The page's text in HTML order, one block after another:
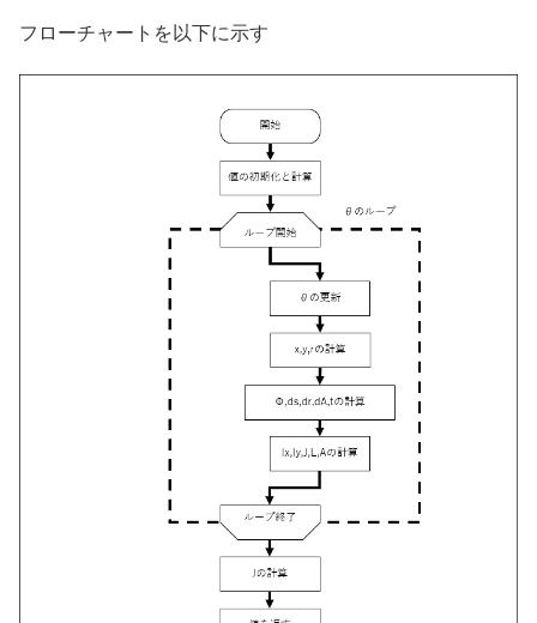
フローチャートを以下に示す